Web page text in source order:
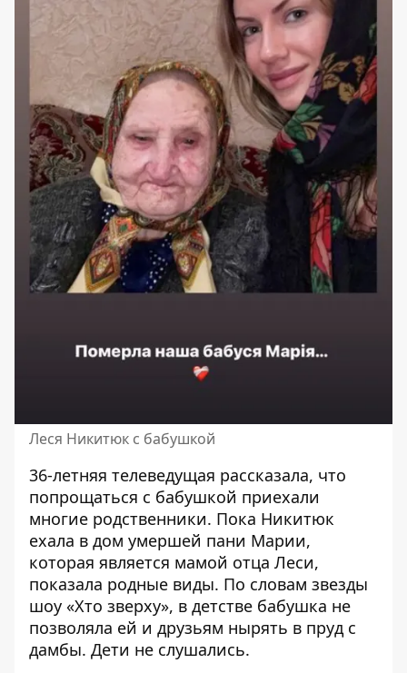
Леся Никитюк с бабушкой
36-летняя телеведущая рассказала, что
попрощаться с бабушкой приехали
многие родственники. Пока Никитюк
ехала в дом умершей пани Марии,
которая является мамой отца Леси,
показала родные виды. По словам звезды
шоу «Хто зверху», в детстве бабушка не
позволяла ей и друзьям нырять в пруд с
дамбы. Дети не слушались.